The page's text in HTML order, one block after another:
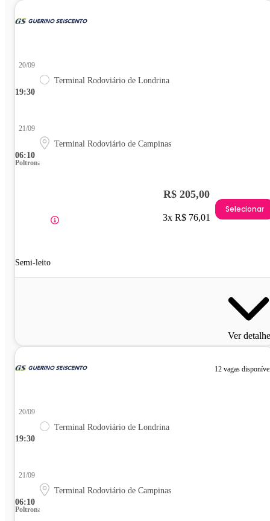
19:30
20/09
Terminal Rodoviário de Londrina
06:10
21/09
Terminal Rodoviário de Campinas
Poltrona
Semi-leito
R$ 205,00
3x R$ 76,01
Selecionar
Ver
12 vagas
19:30
20/09
Terminal Rodoviário de Londrina
06:10
21/09
Terminal Rodoviário de Campinas
Poltrona